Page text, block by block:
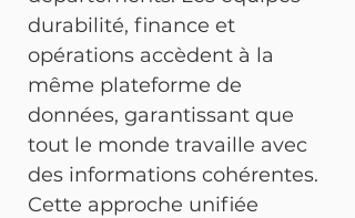
durabilité, finance et
opérations accèdent à la
même plateforme de
données, garantissant que
tout le monde travaille avec
des informations cohérentes.
Cette approche unifiée